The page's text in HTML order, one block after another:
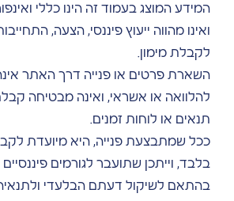
המידע המוצג בעמוד זה הינו כללי
ואינו מהווה ייעוץ פיננסי, הצעה,
לקבלת מימון.
השארת פרטים או פנייה דרך האתר
להלוואה או אשראי, ואינה מבטיחה
תנאים או לוחות זמנים.
ככל שמתבצעת פנייה, היא מיועדת
בלבד, וייתכן שתועבר לגורמים פיננסיים
בהתאם לשיקול דעתם הבלעדי